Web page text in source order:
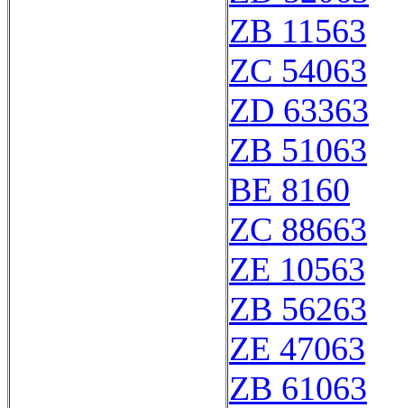
ZB 11563
ZC 54063
ZD 63363
ZB 51063
BE 8160
ZC 88663
ZE 10563
ZB 56263
ZE 47063
ZB 61063